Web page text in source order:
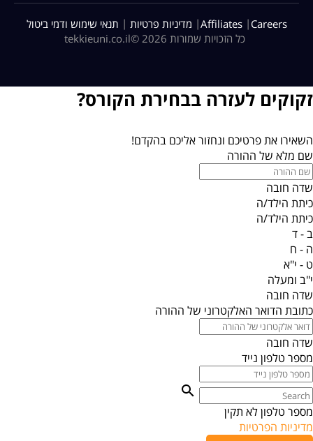
כל הזכויות שמורות 2026 © tekkieuni.co.il
תנאי שימוש ודמי ביטול | מדיניות פרטיות |Affiliates | Careers
זקוקים לעזרה בבחירת הקורס?
השאירו את פרטיכם ונחזור אליכם בהקדם!
שם מלא של ההורה
שדה חובה
כיתת הילד/ה
כיתת הילד/ה
ב - ד
ה - ח
ט - י"א
י"ב ומעלה
שדה חובה
כתובת הדואר האלקטרוני של ההורה
שדה חובה
מספר טלפון נייד
מספר טלפון לא תקין
מדיניות הפרטיות